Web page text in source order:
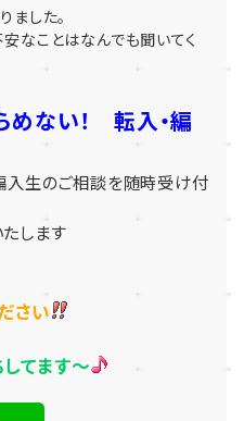
した。
なことはなんでも聞いてく
ない！ 転入・編
入生のご相談を随時受け付
します
さい
てます～